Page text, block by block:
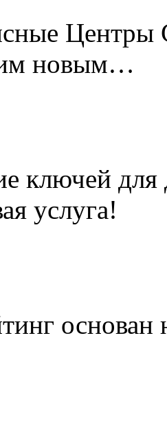
Центры
новым…
ключей
услуга!
основан